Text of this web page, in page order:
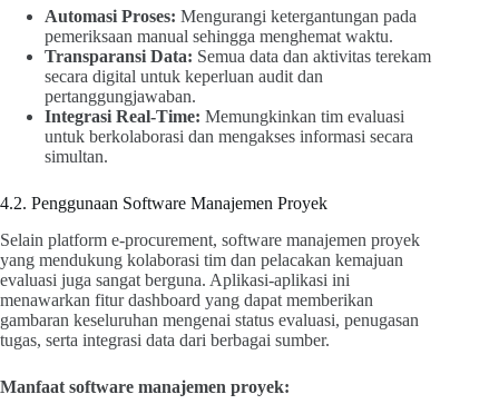
Automasi Proses: Mengurangi ketergantungan pada
pemeriksaan manual sehingga menghemat waktu.
Transparansi Data: Semua data dan aktivitas terekam
secara digital untuk keperluan audit dan
pertanggungjawaban.
Integrasi Real-Time: Memungkinkan tim evaluasi
untuk berkolaborasi dan mengakses informasi secara
simultan.
4.2. Penggunaan Software Manajemen Proyek
Selain platform e-procurement, software manajemen proyek
yang mendukung kolaborasi tim dan pelacakan kemajuan
evaluasi juga sangat berguna. Aplikasi-aplikasi ini
menawarkan fitur dashboard yang dapat memberikan
gambaran keseluruhan mengenai status evaluasi, penugasan
tugas, serta integrasi data dari berbagai sumber.
Manfaat software manajemen proyek: